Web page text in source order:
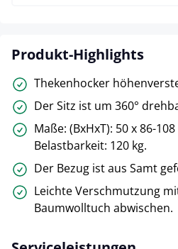
Produkt-Highlights
Thekenhocker
Der Sitz ist um 360°
Maße: (BxHxT): 50 x 86-
Belastbarkeit: 120 kg.
Der Bezug ist aus Samt
Leichte Verschmutzung
Baumwolltuch abwischen.